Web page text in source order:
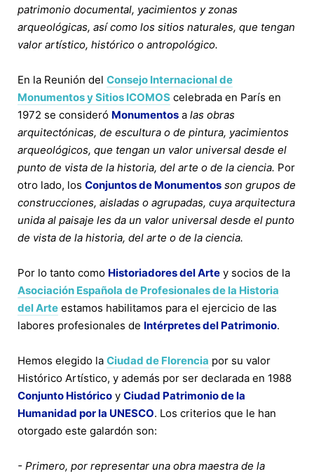
patrimonio documental, yacimientos y zonas
arqueológicas, así como los sitios naturales, que tengan
valor artístico, histórico o antropológico.
En la Reunión del Consejo Internacional de
Monumentos y Sitios ICOMOS celebrada en París en
1972 se consideró Monumentos a las obras
arquitectónicas, de escultura o de pintura, yacimientos
arqueológicos, que tengan un valor universal desde el
punto de vista de la historia, del arte o de la ciencia. Por
otro lado, los Conjuntos de Monumentos son grupos de
construcciones, aisladas o agrupadas, cuya arquitectura
unida al paisaje les da un valor universal desde el punto
de vista de la historia, del arte o de la ciencia.
Por lo tanto como Historiadores del Arte y socios de la
Asociación Española de Profesionales de la Historia
del Arte estamos habilitamos para el ejercicio de las
labores profesionales de Intérpretes del Patrimonio.
Hemos elegido la Ciudad de Florencia por su valor
Histórico Artístico, y además por ser declarada en 1988
Conjunto Histórico y Ciudad Patrimonio de la
Humanidad por la UNESCO. Los criterios que le han
otorgado este galardón son:
- Primero, por representar una obra maestra de la